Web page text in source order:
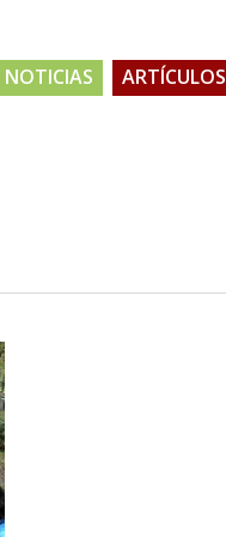
NOTICIAS ARTÍCULOS